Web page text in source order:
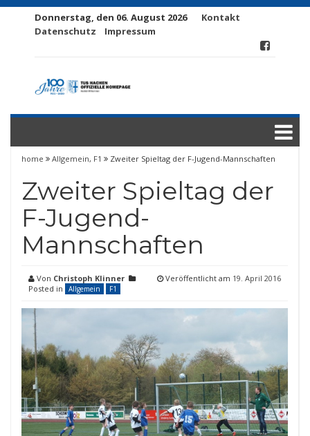
Donnerstag, den 06. August 2026
Kontakt
Datenschutz
Impressum
home Allgemein, F1 Zweiter Spieltag der F-Jugend-Mannschaften
Zweiter Spieltag der
F-Jugend-
Mannschaften
Von Christoph Klinner
Posted in
Allgemein F1
Veröffentlicht am 19. April 2016